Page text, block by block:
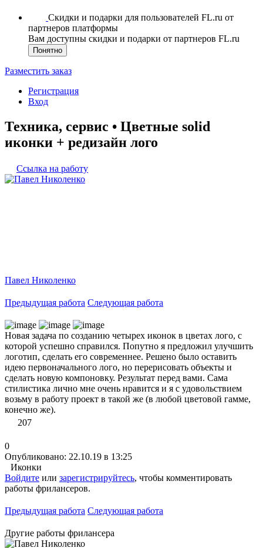
Скидки и подарки для пользователей FL.ru от
партнеров платформы
Вам доступны скидки и подарки от партнеров FL.ru
Понятно
Разместить заказ
Регистрация
Вход
Техника, сервис • Цветные solid
иконки + редизайн лого
Ссылка на работу
Павел Николенко
Предыдущая работа Следующая работа
Новая задача по созданию четырех иконок в цветах лого, с
которой успешно справился. Попутно я предложил улучшить
логотип, сделать его современнее. Решено было оставить
идею первоначального лого, но перерисовать объекты и
сделать новую компоновку. Результат перед вами. Сама
стилистика лично мне очень нравится и я с удовольствием
возьму в работу проект в такой же (в любой цветовой гамме,
конечно же).
207
0
Опубликовано: 22.10.19 в 13:25
Иконки
Войдите или зарегистрируйтесь, чтобы комментировать
работы фрилансеров.
Предыдущая работа Следующая работа
Другие работы фрилансера